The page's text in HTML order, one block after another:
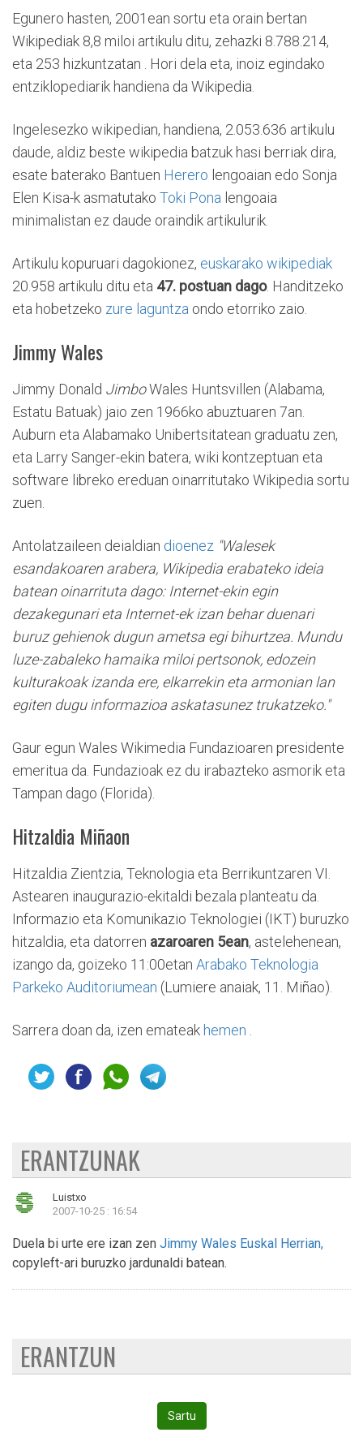
Egunero hasten, 2001ean sortu eta orain bertan
Wikipediak 8,8 miloi artikulu ditu, zehazki 8.788.214,
eta 253 hizkuntzatan . Hori dela eta, inoiz egindako
entziklopediarik handiena da Wikipedia.
Ingelesezko wikipedian, handiena, 2.053.636 artikulu
daude, aldiz beste wikipedia batzuk hasi berriak dira,
esate baterako Bantuen Herero lengoaian edo Sonja
Elen Kisa-k asmatutako Toki Pona lengoaia
minimalistan ez daude oraindik artikulurik.
Artikulu kopuruari dagokionez, euskarako wikipediak
20.958 artikulu ditu eta 47. postuan dago. Handitzeko
eta hobetzeko zure laguntza ondo etorriko zaio.
Jimmy Wales
Jimmy Donald JimboWales Huntsvillen (Alabama,
Estatu Batuak) jaio zen 1966ko abuztuaren 7an.
Auburn eta Alabamako Unibertsitatean graduatu zen,
eta Larry Sanger-ekin batera, wiki kontzeptuan eta
software libreko ereduan oinarritutako Wikipedia sortu
zuen.
Antolatzaileen deialdian dioenez "Walesek
esandakoaren arabera, Wikipedia erabateko ideia
batean oinarrituta dago: Internet-ekin egin
dezakegunari eta Internet-ek izan behar duenari
buruz gehienok dugun ametsa egi bihurtzea. Mundu
luze-zabaleko hamaika miloi pertsonok, edozein
kulturakoak izanda ere, elkarrekin eta armonian lan
egiten dugu informazioa askatasunez trukatzeko."
Gaur egun Wales Wikimedia Fundazioaren presidente
emeritua da. Fundazioak ez du irabazteko asmorik eta
Tampan dago (Florida).
Hitzaldia Miñaon
Hitzaldia Zientzia, Teknologia eta Berrikuntzaren VI.
Astearen inaugurazio-ekitaldi bezala planteatu da.
Informazio eta Komunikazio Teknologiei (IKT) buruzko
hitzaldia, eta datorren azaroaren 5ean, astelehenean,
izango da, goizeko 11:00etan Arabako Teknologia
Parkeko Auditoriumean (Lumiere anaiak, 11. Miñao).
Sarrera doan da, izen emateak hemen
ERANTZUNAK
Luistxo
2007-10-25 : 16:54
Duela bi urte ere izan zen Jimmy Wales Euskal Herrian,
copyleft-ari buruzko jardunaldi batean.
ERANTZUN
Sartu